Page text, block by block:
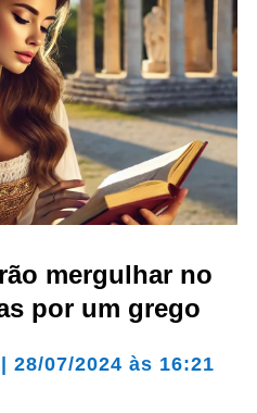
mergulhar no
por um grego
| 28/07/2024 às 16:21